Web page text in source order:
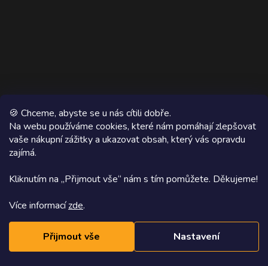
🍪 Chceme, abyste se u nás cítili dobře.
Na webu používáme cookies, které nám pomáhají zlepšovat
vaše nákupní zážitky a ukazovat obsah, který vás opravdu
zajímá.
Kliknutím na „Přijmout vše“ nám s tím pomůžete. Děkujeme!
Více informacízde.
Přijmout vše Nastavení
Copyright 2026AZ WOOD
. Všechna práva vyhrazena.
Shoptetak.cz.